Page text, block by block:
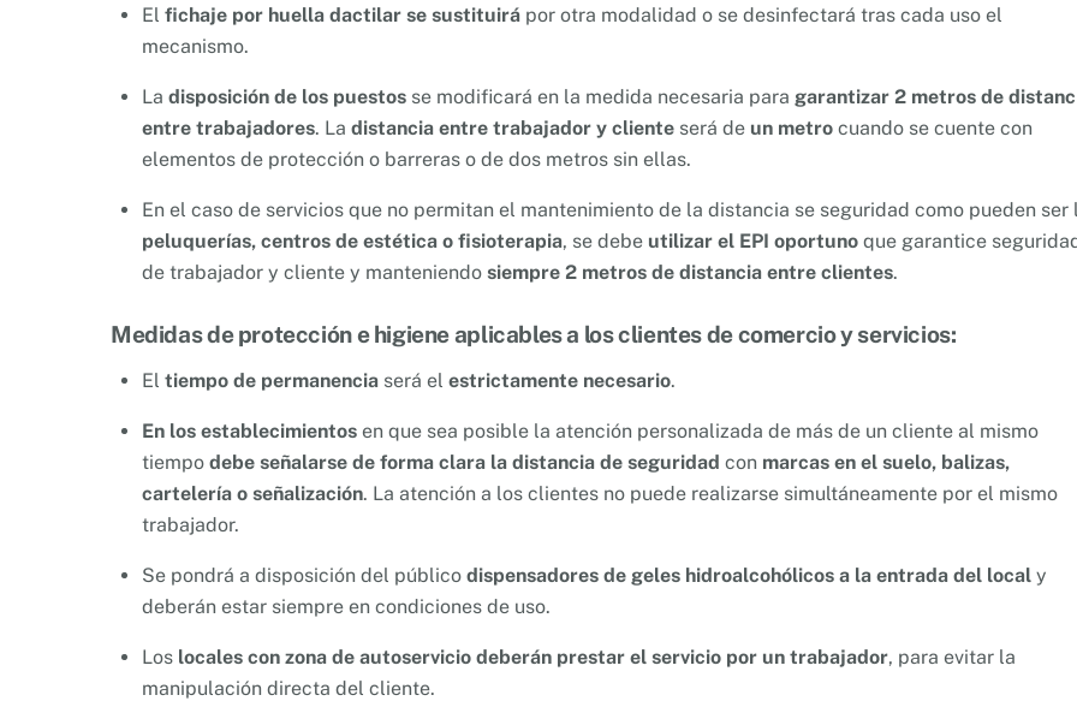
El fichaje por huella dactilar se sustituirápor otra modalidad o se desinfectará tras cada uso el
mecanismo.
La disposición de los puestosse modificará en la medida necesaria para garantizar 2 metros de
entre trabajadores. La distancia entre trabajador y clienteserá de un metrocuando se cuente con
elementos de protección o barreras o de dos metros sin ellas.
En el caso de servicios que no permitan el mantenimiento de la distancia se seguridad como pueden ser
peluquerías, centros de estética o fisioterapia, se debe utilizar el EPI oportunoque garantice
de trabajador y cliente y manteniendo siempre 2 metros de distancia entre clientes.
Medidas de protección e higiene aplicables a los clientes de comercio y servicios:
El tiempo de permanenciaserá el estrictamente necesario.
En los establecimientosen que sea posible la atención personalizada de más de un cliente al mismo
tiempo debe señalarse de forma clara la distancia de seguridad con marcas en el suelo, balizas,
cartelería o señalización. La atención a los clientes no puede realizarse simultáneamente por el mismo
trabajador.
Se pondrá a disposición del público dispensadores de geles hidroalcohólicos a la entrada del localy
deberán estar siempre en condiciones de uso.
Los locales con zona de autoservicio deberán prestar el servicio por un trabajador, para evitar la
manipulación directa del cliente.